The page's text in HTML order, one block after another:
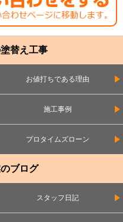
替え工事
お値打ちである理由
施工事例
プロタイムズローン
ブログ
スタッフ日記